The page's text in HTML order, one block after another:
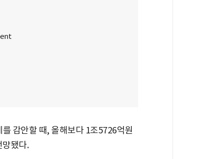
감안할 때, 올해보다 1조5726억원
됐다.